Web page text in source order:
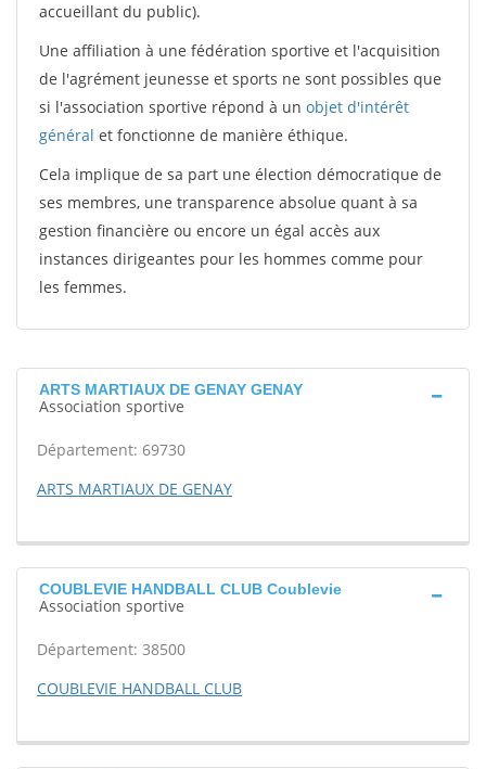
accueillant du public).
Une affiliation à une fédération sportive et l'acquisition
de l'agrément jeunesse et sports ne sont possibles que
si l'association sportive répond à un objet d'intérêt
général et fonctionne de manière éthique.
Cela implique de sa part une élection démocratique de
ses membres, une transparence absolue quant à sa
gestion financière ou encore un égal accès aux
instances dirigeantes pour les hommes comme pour
les femmes.
ARTS MARTIAUX DE GENAY GENAY
Association sportive
Département: 69730
ARTS MARTIAUX DE GENAY
COUBLEVIE HANDBALL CLUB Coublevie
Association sportive
Département: 38500
COUBLEVIE HANDBALL CLUB